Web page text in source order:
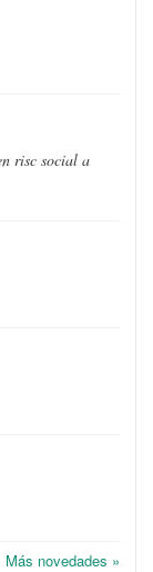
risc social a
Más novedades »